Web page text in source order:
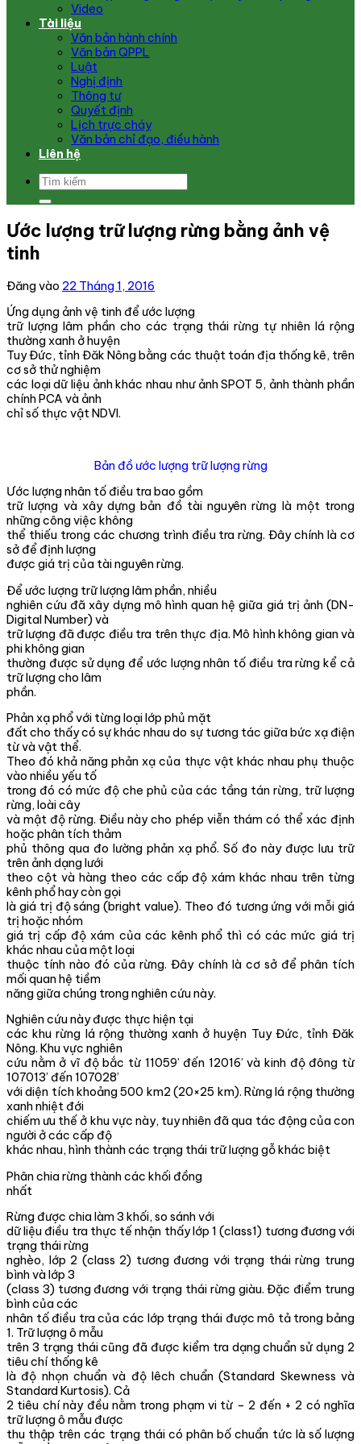
Video
Tài liệu
Văn bản hành chính
Văn bản QPPL
Luật
Nghị định
Thông tư
Quyết định
Lịch trực cháy
Văn bản chỉ đạo, điều hành
Liên hệ
Ước lượng trữ lượng rừng bằng ảnh vệ
tinh
Đăng vào 22 Tháng 1, 2016
Ứng dụng ảnh vệ tinh để ước lượng
trữ lượng lâm phần cho các trạng thái rừng tự nhiên lá rộng
thường xanh ở huyện
Tuy Đức, tỉnh Đăk Nông bằng các thuật toán địa thống kê, trên
cơ sở thử nghiệm
các loại dữ liệu ảnh khác nhau như ảnh SPOT 5, ảnh thành phần
chính PCA và ảnh
chỉ số thực vật NDVI.
Bản đồ ước lượng trữ lượng rừng
Ước lượng nhân tố điều tra bao gồm
trữ lượng và xây dựng bản đồ tài nguyên rừng là một trong
những công việc không
thể thiếu trong các chương trình điều tra rừng. Đây chính là cơ
sở để định lượng
được giá trị của tài nguyên rừng.
Để ước lượng trữ lượng lâm phần, nhiều
nghiên cứu đã xây dựng mô hình quan hệ giữa giá trị ảnh (DN-
Digital Number) và
trữ lượng đã được điều tra trên thực địa. Mô hình không gian và
phi không gian
thường được sử dụng để ước lượng nhân tố điều tra rừng kể cả
trữ lượng cho lâm
phần.
Phản xạ phổ với từng loại lớp phủ mặt
đất cho thấy có sự khác nhau do sự tương tác giữa bức xạ điện
từ và vật thể.
Theo đó khả năng phản xạ của thực vật khác nhau phụ thuộc
vào nhiều yếu tố
trong đó có mức độ che phủ của các tầng tán rừng, trữ lượng
rừng, loài cây
và mật độ rừng. Điều này cho phép viễn thám có thể xác định
hoặc phân tích thảm
phủ thông qua đo lường phản xạ phổ. Số đo này được lưu trữ
trên ảnh dạng lưới
theo cột và hàng theo các cấp độ xám khác nhau trên từng
kênh phổ hay còn gọi
là giá trị độ sáng (bright value). Theo đó tương ứng với mỗi giá
trị hoặc nhóm
giá trị cấp độ xám của các kênh phổ thì có các mức giá trị
khác nhau của một loại
thuộc tính nào đó của rừng. Đây chính là cơ sở để phân tích
mối quan hệ tiềm
năng giữa chúng trong nghiên cứu này.
Nghiên cứu này được thực hiện tại
các khu rừng lá rộng thường xanh ở huyện Tuy Đức, tỉnh Đăk
Nông. Khu vực nghiên
cứu nằm ở vĩ độ bắc từ 11059’ đến 12016’ và kinh độ đông từ
107013’ đến 107028’
với diện tích khoảng 500 km2 (20×25 km). Rừng lá rộng thường
xanh nhiệt đới
chiếm ưu thế ở khu vực này, tuy nhiên đã qua tác động của con
người ở các cấp độ
khác nhau, hình thành các trạng thái trữ lượng gỗ khác biệt
Phân chia rừng thành các khối đồng
nhất
Rừng được chia làm 3 khối, so sánh với
dữ liệu điều tra thực tế nhận thấy lớp 1 (class1) tương đương với
trạng thái rừng
nghèo, lớp 2 (class 2) tương đương với trạng thái rừng trung
bình và lớp 3
(class 3) tương đương với trạng thái rừng giàu. Đặc điểm trung
bình của các
nhân tố điều tra của các lớp trạng thái được mô tả trong bảng
1. Trữ lượng ô mẫu
trên 3 trạng thái cũng đã được kiểm tra dạng chuẩn sử dụng 2
tiêu chí thống kê
là độ nhọn chuẩn và độ lêch chuẩn (Standard Skewness và
Standard Kurtosis). Cả
2 tiêu chí này đều nằm trong phạm vi từ – 2 đến + 2 có nghĩa
trữ lượng ô mẫu được
thu thập trên các trạng thái có phân bố chuẩn tức là số lượng